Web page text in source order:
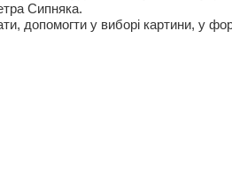
Сипняка.
допомогти у виборі картини, у